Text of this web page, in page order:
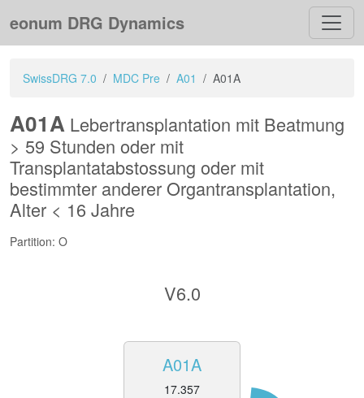
eonum DRG Dynamics
SwissDRG 7.0 MDC Pre A01 A01A
A01A Lebertransplantation mit Beatmung
> 59 Stunden oder mit
Transplantatabstossung oder mit
bestimmter anderer Organtransplantation,
Alter < 16 Jahre
Partition: O
V6.0
A01A
17.357